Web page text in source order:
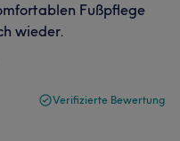
Fußpflege
wieder.
Verifizierte Bewertung